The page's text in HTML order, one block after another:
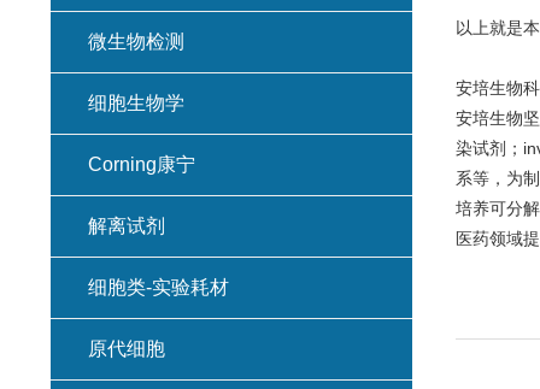
以上就是
安培生物
安培生物
染试剂；
系等，为
培养可分
医药领域
微生物检测
细胞生物学
Corning康宁
解离试剂
细胞类-实验耗材
原代细胞